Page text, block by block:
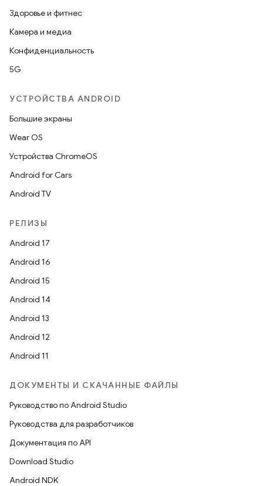
Здоровье и фитнес
Камера и медиа
Конфиденциальность
5G
УСТРОЙСТВА ANDROID
Большие экраны
Wear OS
Устройства ChromeOS
Android for Cars
Android TV
РЕЛИЗЫ
Android 17
Android 16
Android 15
Android 14
Android 13
Android 12
Android 11
ДОКУМЕНТЫ И СКАЧАННЫЕ ФАЙЛЫ
Руководство по Android Studio
Руководства для разработчиков
Документация по API
Download Studio
Android NDK